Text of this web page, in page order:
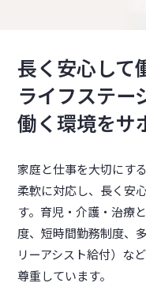
長く安心して
ライフステー
働く環境をサ
家庭と仕事を大切にす
柔軟に対応し、長く安
す。育児・介護・治療
度、短時間勤務制度、
リーアシスト給付）な
尊重しています。